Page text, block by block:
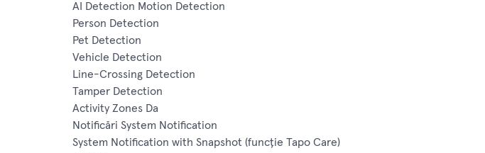
AI Detection Motion Detection
Person Detection
Pet Detection
Vehicle Detection
Line-Crossing Detection
Tamper Detection
Activity Zones Da
Notificări System Notification
System Notification with Snapshot (funcție Tapo Care)